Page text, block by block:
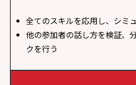
全てのスキルを応用し、シミ
他の参加者の話し方を検証、
クを行う